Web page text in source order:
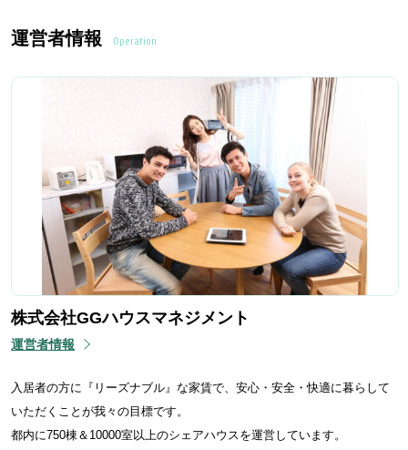
運営者情報 Operation
株式会社GGハウスマネジメント
運営者情報
入居者の方に『リーズナブル』な家賃で、安心・安全・快適に暮らして
いただくことが我々の目標です。
都内に750棟＆10000室以上のシェアハウスを運営しています。